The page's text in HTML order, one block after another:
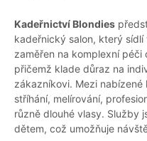
Kadeřnictví Blondies
kadeřnický salon, který sídlí
zaměřen na komplexní péči
přičemž klade důraz na
zákazníkovi. Mezi
stříhání, melírování,
různě dlouhé vlasy. Služby
dětem, což umožňuje